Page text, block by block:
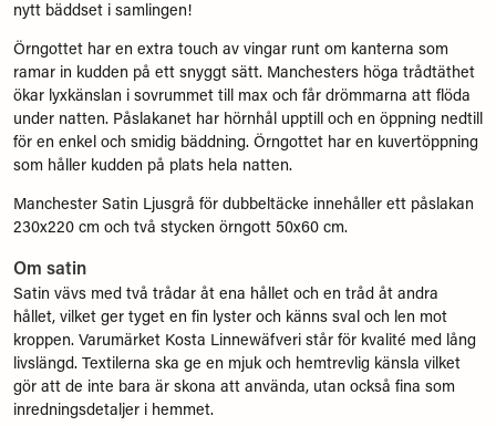
nytt bäddset i samlingen!
Örngottet har en extra touch av vingar runt om kanterna som
ramar in kudden på ett snyggt sätt. Manchesters höga trådtäthet
ökar lyxkänslan i sovrummet till max och får drömmarna att flöda
under natten. Påslakanet har hörnhål upptill och en öppning nedtill
för en enkel och smidig bäddning. Örngottet har en kuvertöppning
som håller kudden på plats hela natten.
Manchester Satin Ljusgrå för dubbeltäcke innehåller ett påslakan
230x220 cm och två stycken örngott 50x60 cm.
Om satin
Satin vävs med två trådar åt ena hållet och en tråd åt andra
hållet, vilket ger tyget en fin lyster och känns sval och len mot
kroppen. Varumärket Kosta Linnewäfveri står för kvalité med lång
livslängd. Textilerna ska ge en mjuk och hemtrevlig känsla vilket
gör att de inte bara är skona att använda, utan också fina som
inredningsdetaljer i hemmet.